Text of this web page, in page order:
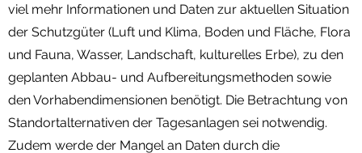
viel mehr Informationen und Daten zur aktuellen Situation
der Schutzgüter (Luft und Klima, Boden und Fläche, Flora
und Fauna, Wasser, Landschaft, kulturelles Erbe), zu den
geplanten Abbau- und Aufbereitungsmethoden sowie
den Vorhabendimensionen benötigt. Die Betrachtung von
Standortalternativen der Tagesanlagen sei notwendig.
Zudem werde der Mangel an Daten durch die